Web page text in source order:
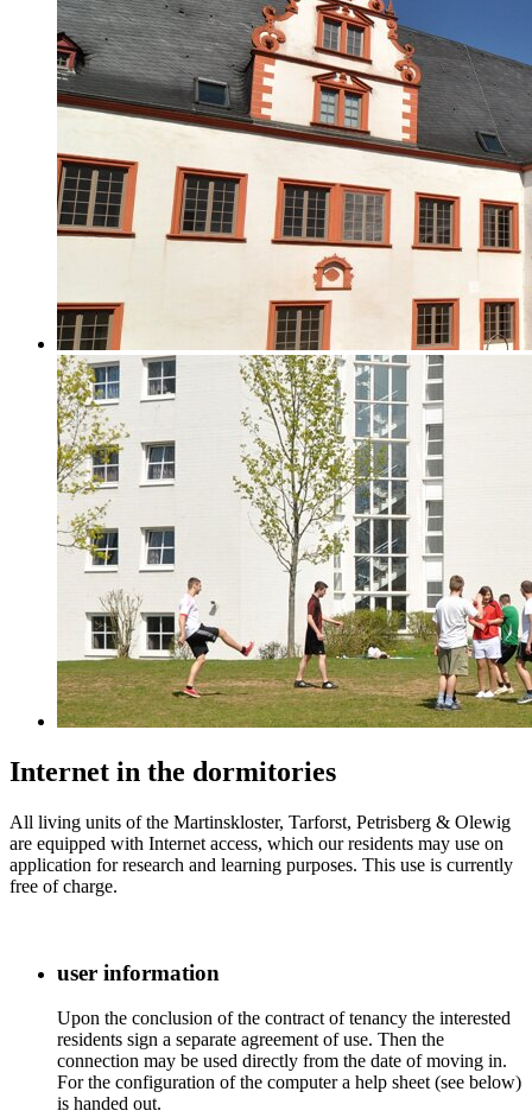
Internet in the dormitories
All living units of the Martinskloster, Tarforst, Petrisberg & Olewig
are equipped with Internet access, which our residents may use on
application for research and learning purposes. This use is currently
free of charge.
user information
Upon the conclusion of the contract of tenancy the interested
residents sign a separate agreement of use. Then the
connection may be used directly from the date of moving in.
For the configuration of the computer a help sheet (see below)
is handed out.